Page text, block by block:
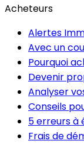
Acheteurs
Alertes
Avec un
Pourquoi
Devenir
Analyser
Conseils
5 erreurs à
Frais de